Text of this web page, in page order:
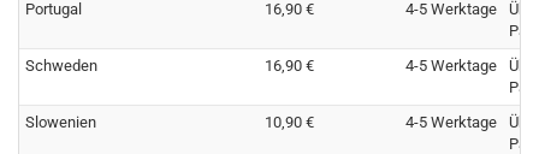
Portugal
16,90 € 4-5 Werktage
Schweden
16,90 € 4-5 Werktage
Slowenien
10,90 € 4-5 Werktage